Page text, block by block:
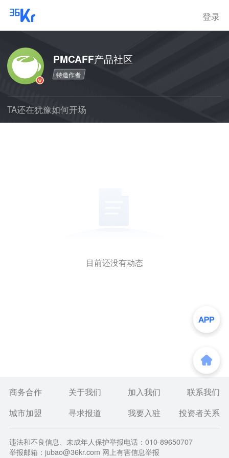
登录
PMCAFF产品社区
特邀作者
TA还在犹豫如何开场
目前还没有动态
商务合作 关于我们 加入我们
联系我们
城市加盟
寻求报道 我要入驻 投资者关系
违法和不良信息、未成年人保护举报电话：010-89650707
举报邮箱：jubao@36kr.com 网上有害信息举报